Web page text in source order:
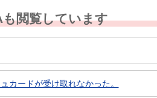
閲覧しています
カードが受け取れなかった。